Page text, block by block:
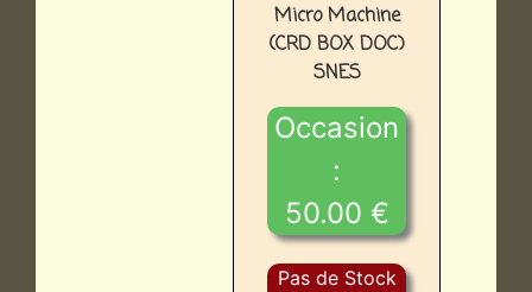
Micro Machine
(CRD BOX DOC)
SNES
Occasion
:
50.00 €
Pas de Stock